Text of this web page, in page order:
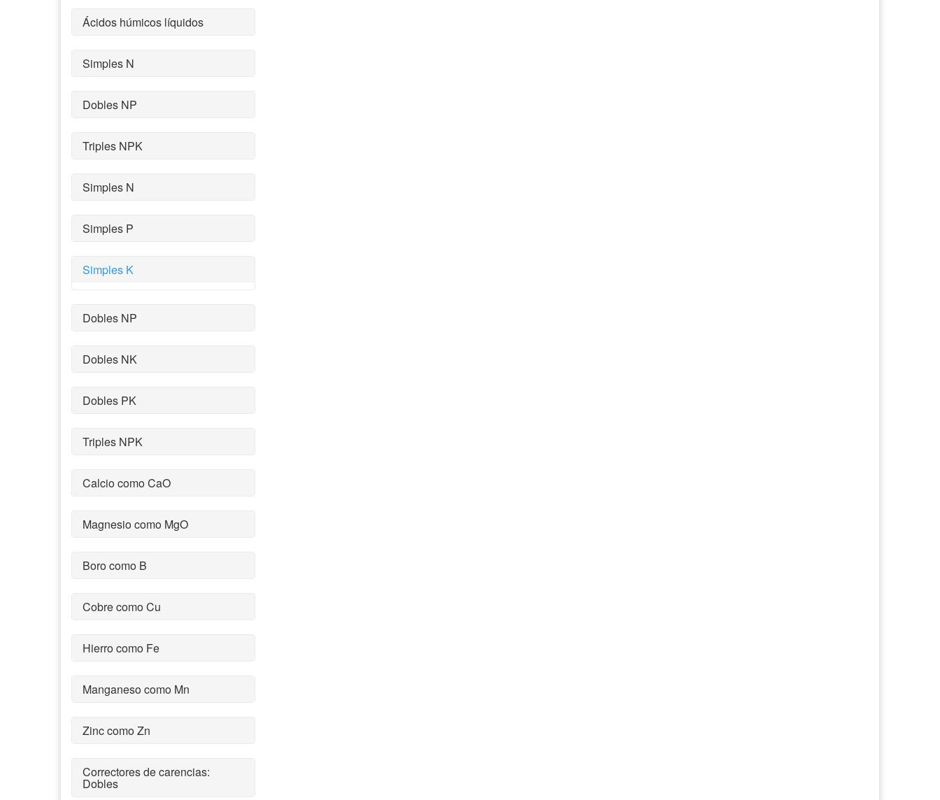
Ácidos húmicos líquidos
Simples N
Dobles NP
Triples NPK
Simples N
Simples P
Simples K
Dobles NP
Dobles NK
Dobles PK
Triples NPK
Calcio como CaO
Magnesio como MgO
Boro como B
Cobre como Cu
Hierro como Fe
Manganeso como Mn
Zinc como Zn
Correctores de carencias:
Dobles